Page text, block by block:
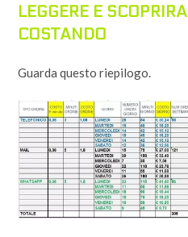
LEGGERE E
COSTANDO
Guarda questo riepilogo.